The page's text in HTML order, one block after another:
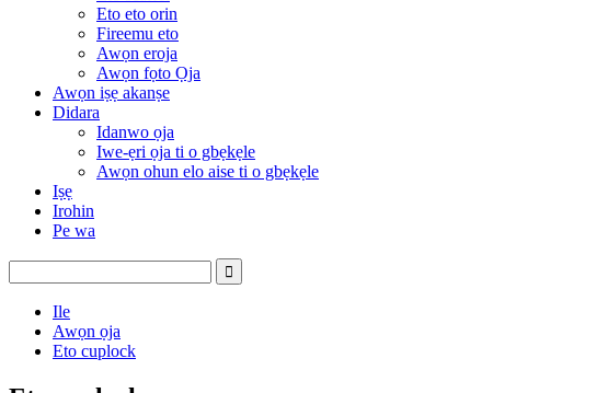
Eto eto orin
Fireemu eto
Awọn eroja
Awọn fọto Ọja
Awọn iṣẹ akanṣe
Didara
Idanwo ọja
Iwe-ẹri ọja ti o gbẹkẹle
Awọn ohun elo aise ti o gbẹkẹle
Iṣẹ
Irohin
Pe wa
Ile
Awọn ọja
Eto cuplock